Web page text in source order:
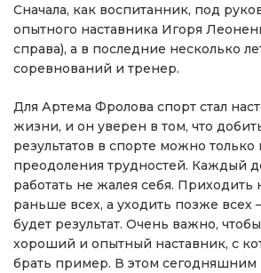
Сначала, как воспитанник, под
опытного наставника Игоря
справа), а в последние несколько
соревнований и тренер.
Для Артема Фролова спорт стал
жизни, и он уверен в том, что
результатов в спорте можно только
преодоления трудностей. Каждый
работать не жалея себя. Приходить
раньше всех, а уходить позже всех
будет результат. Очень важно,
хороший и опытный наставник, с
брать пример. В этом сегодняшним